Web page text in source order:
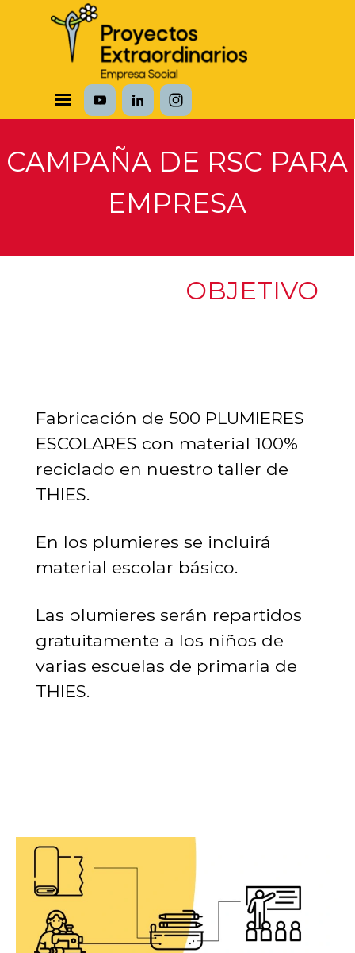
Vaya al Contenido
Saltar menú
CAMPAÑA DE RSC PARA
EMPRESA
OBJETIVO
Fabricación de 500 PLUMIERES
ESCOLARES con material 100%
reciclado en nuestro taller de
THIES.
En los plumieres se incluirá
material escolar básico.
Las plumieres serán repartidos
gratuitamente a los niños de
varias escuelas de primaria de
THIES.